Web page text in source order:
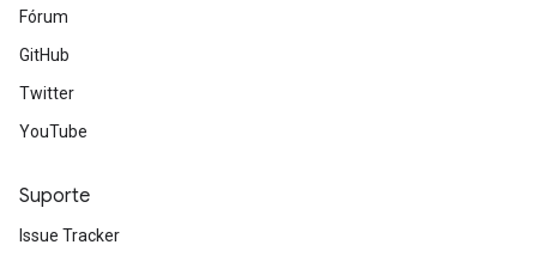
Fórum
GitHub
Twitter
YouTube
Suporte
Issue Tracker